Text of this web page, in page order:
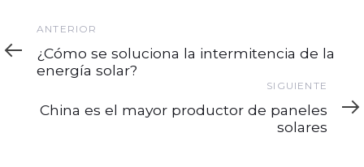
Anterior
ANTERIOR
¿Cómo se soluciona la intermitencia de la
energía solar?
SIGUIENTE
China es el mayor productor de paneles
solares